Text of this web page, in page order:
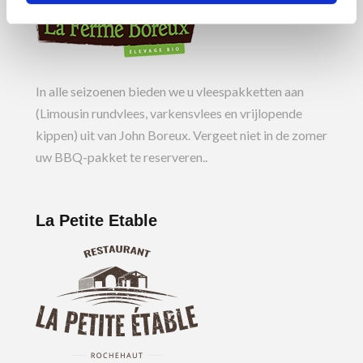
In alle seizoenen bieden we u vleespakketten aan
(Limousin rundvlees, varkensvlees en vrijlopende
kippen) uit van John Boreux. Vergeet niet in de zomer
uw BBQ-pakket te reserveren..
La Petite Etable